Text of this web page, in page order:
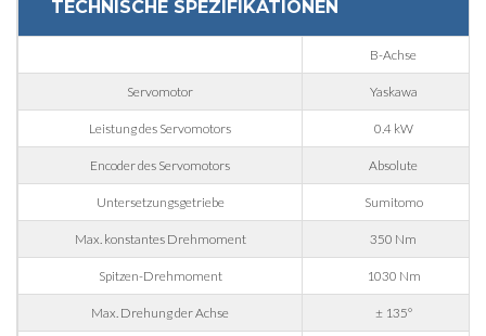
Stadt
Nation
TECHNISCHE SPEZIFIKATIONEN
B-Achse
Servomotor Yaskawa
Leistung des Servomotors 0.4 kW
Encoder des Servomotors Absolute
Untersetzungsgetriebe Sumitomo
Max. konstantes Drehmoment 350 Nm
Spitzen-Drehmoment 1030 Nm
Max. Drehung der Achse ± 135°